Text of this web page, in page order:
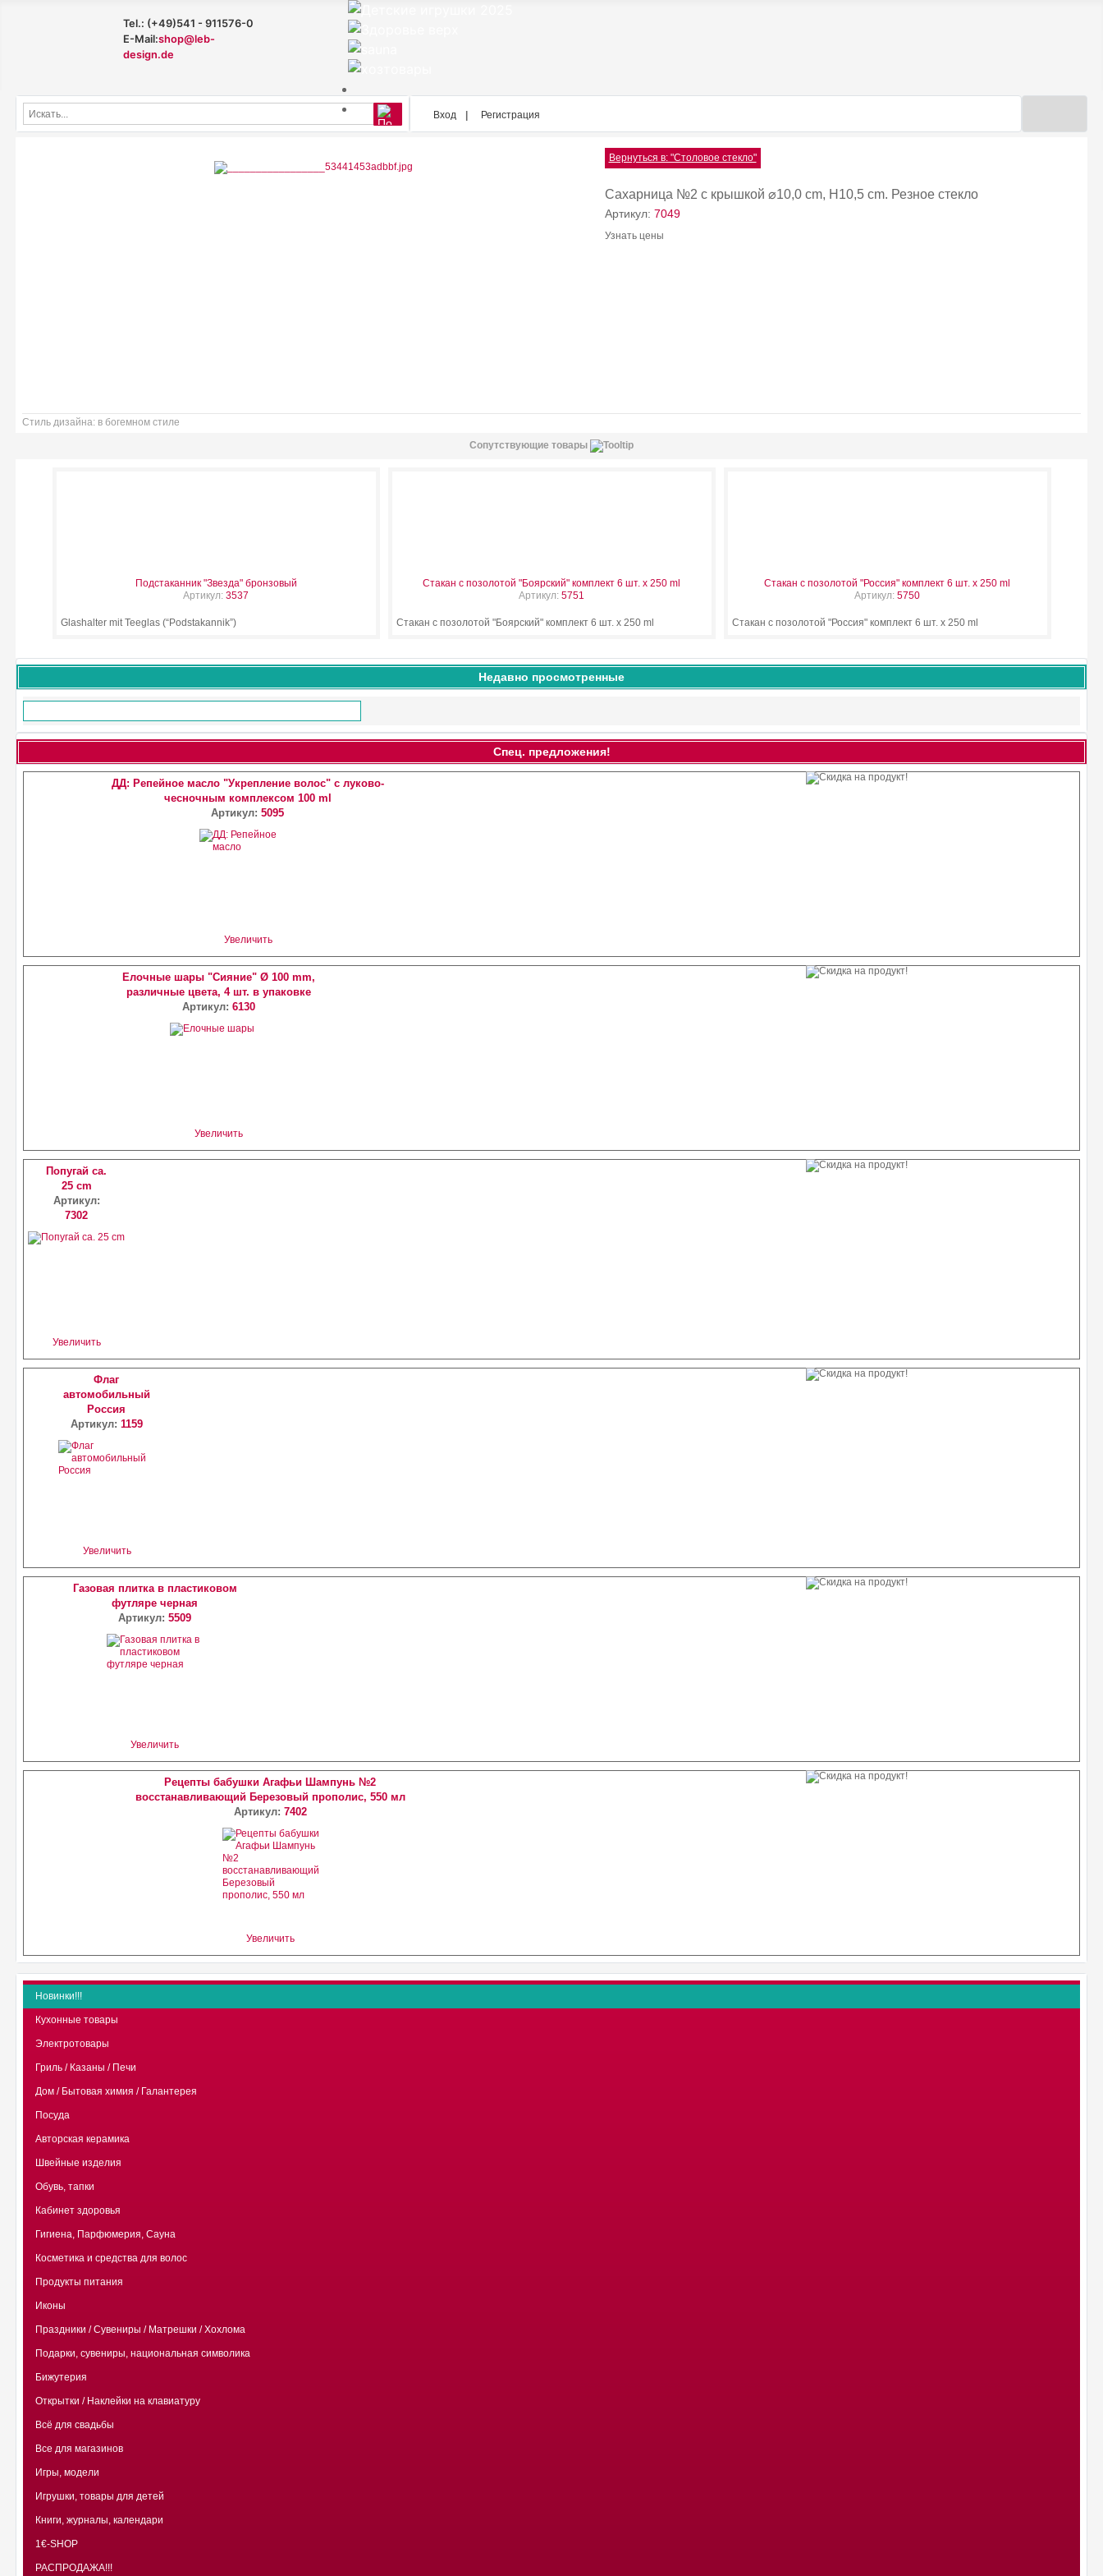
Tel.: (+49)541 - 911576-0
E-Mail:shop@leb-
design.de
Вход Регистрация
Новинки!!!
Кухонные товары
Электротовары
Гриль / Казаны / Печи
Дом / Бытовая химия / Галантерея
Посуда
Авторская керамика
Швейные изделия
Обувь, тапки
Кабинет здоровья
Гигиена, Парфюмерия, Сауна
Косметика и средства для волос
Продукты питания
Иконы
Праздники / Сувениры / Матрешки / Хохлома
Подарки, сувениры, национальная символика
Бижутерия
Открытки / Наклейки на клавиатуру
Всё для свадьбы
Все для магазинов
Игры, модели
Игрушки, товары для детей
Книги, журналы, календари
1€-SHOP
РАСПРОДАЖА!!!
Вернуться в: "Столовое стекло"
Сахарница №2 с крышкой ⌀10,0 cm, H10,5 cm. Резное стекло
Артикул: 7049
Узнать цены
Стиль дизайна: в богемном стиле
Сопутствующие товары
Подстаканник "Звезда" бронзовый
Артикул: 3537
Glashalter mit Teeglas (“Podstakannik”)
Стакан с позолотой "Боярский" комплект 6 шт. х 250 ml
Артикул: 5751
Стакан с позолотой "Боярский" комплект 6 шт. х 250 ml
Стакан с позолотой "Россия" комплект 6 шт. х 250 ml
Артикул: 5750
Стакан с позолотой "Россия" комплект 6 шт. х 250 ml
Недавно просмотренные
Спец. предложения!
ДД: Репейное масло "Укрепление волос" с луково-
чесночным комплексом 100 ml
Артикул:5095
Увеличить
Елочные шары "Сияние" Ø 100 mm,
различные цвета, 4 шт. в упаковке
Артикул: 6130
Увеличить
Попугай ca.
25 cm
Артикул:
7302
Увеличить
Флаг
автомобильный
Россия
Артикул: 1159
Увеличить
Газовая плитка в пластиковом
футляре черная
Артикул: 5509
Увеличить
Рецепты бабушки Агафьи Шампунь №2
восстанавливающий Березовый прополис, 550 мл
Артикул: 7402
Увеличить